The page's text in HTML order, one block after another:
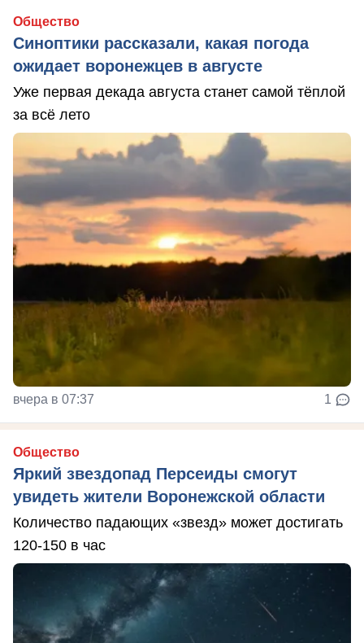
Общество
Синоптики рассказали, какая погода
ожидает воронежцев в августе
Уже первая декада августа станет самой тёплой
за всё лето
вчера в 07:37 1
Общество
Яркий звездопад Персеиды смогут
увидеть жители Воронежской области
Количество падающих «звезд» может достигать
120-150 в час